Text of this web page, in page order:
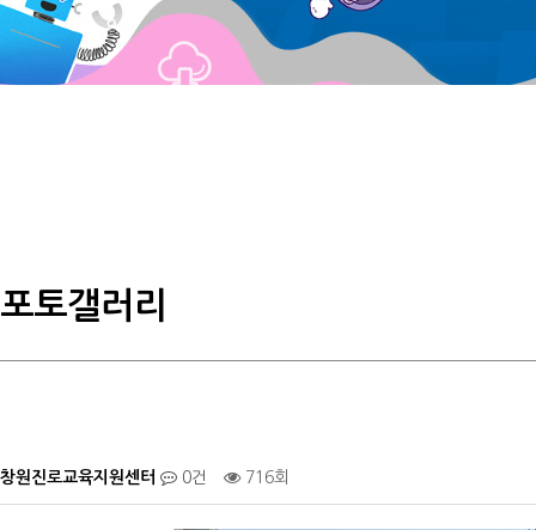
포토갤러리
창원진로교육지원센터 0건 716회